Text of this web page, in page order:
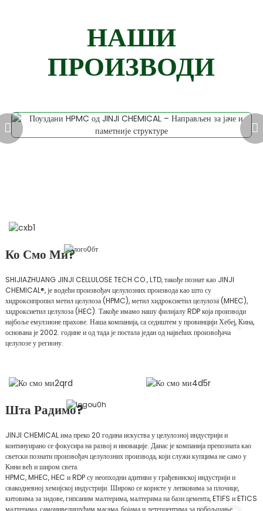
НАШИ
ПРОИЗВОДИ
01
Ко Смо Ми?
SHIJIAZHUANG JINJI CELLULOSE TECH CO., LTD, такође познат као JINJI
CHEMICAL®, је водећи произвођач целулозних производа као што су
хидроксипропил метил целулоза (HPMC), метил хидроксиетил целулоза (MHEC),
хидроксиетил целулоза (HEC). Такође имамо нашу филијалу RDP која производи
најбоље емулзионе прахове. Наша компанија, са седиштем у провинцији Хебеј, Кина,
основана је 2002. године и од тада је постала један од највећих произвођача
целулозе у региону.
Шта Радимо?
JINJI CHEMICAL има преко 20 година искуства у целулозној индустрији и
континуирано се фокусира на развој и иновације. Данас је компанија препозната као
светски познати произвођач целулозних производа, који служи купцима не само у
Кини већ и широм света.
HPMC, MHEC, HEC и RDP су неопходни адитиви у грађевинској индустрији и
свакодневној хемијској индустрији. Широко се користе у лепковима за плочице,
китовима за зидове, гипсаним малтерима, малтерима на бази цемента, ETIFS и ETICS
малтерима, самонивелишућим масама, бојама и детерџентима за побољшање